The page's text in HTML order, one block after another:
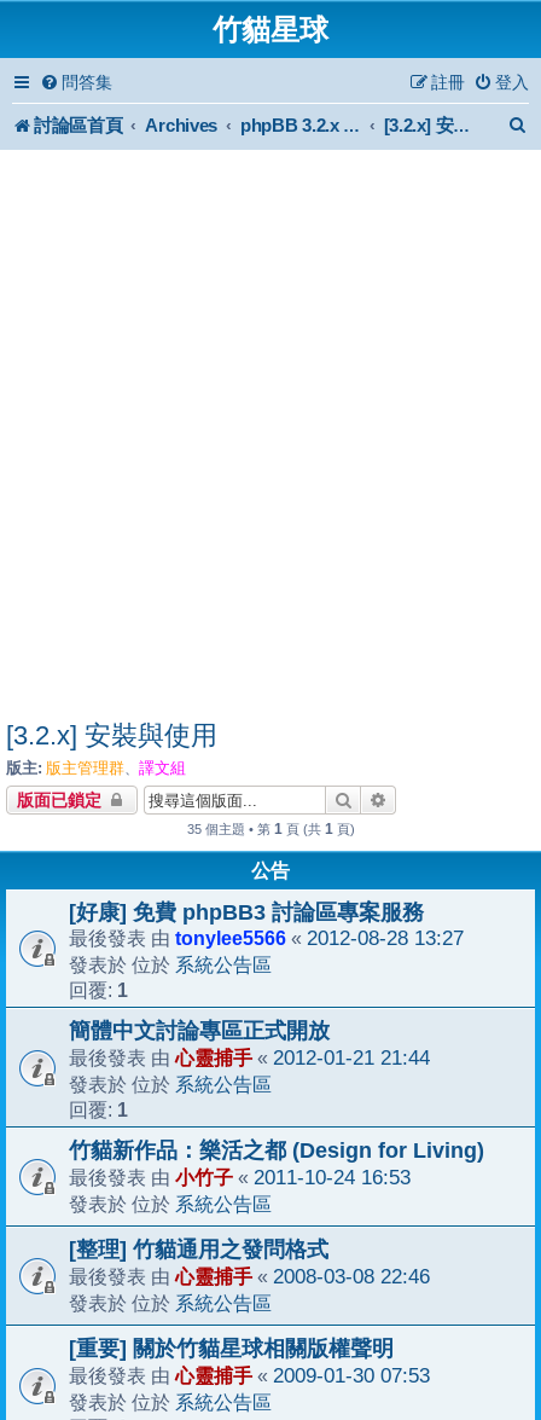
竹貓星球
問答集 登入
註冊
討論區首頁 Archives phpBB 3.2.x Forum Archive [3.2.x] 安裝與使用
[3.2.x] 安裝與使用
版主: 版主管理群、 譯文組
版面已鎖定 搜尋
35 個主題 • 第 1 頁 (共 1 頁)
公告
[好康] 免費 phpBB3 討論區專案服務
最後發表 由 tonylee5566 « 2012-08-28 13:27
發表於 位於 系統公告區
回覆: 1
簡體中文討論專區正式開放
最後發表 由心靈捕手 « 2012-01-21 21:44
發表於 位於 系統公告區
回覆: 1
竹貓新作品：樂活之都 (Design for Living)
最後發表 由 小竹子 « 2011-10-24 16:53
發表於 位於 系統公告區
[整理] 竹貓通用之發問格式
最後發表 由心靈捕手 « 2008-03-08 22:46
發表於 位於 系統公告區
[重要] 關於竹貓星球相關版權聲明
最後發表 由心靈捕手 « 2009-01-30 07:53
發表於 位於 系統公告區